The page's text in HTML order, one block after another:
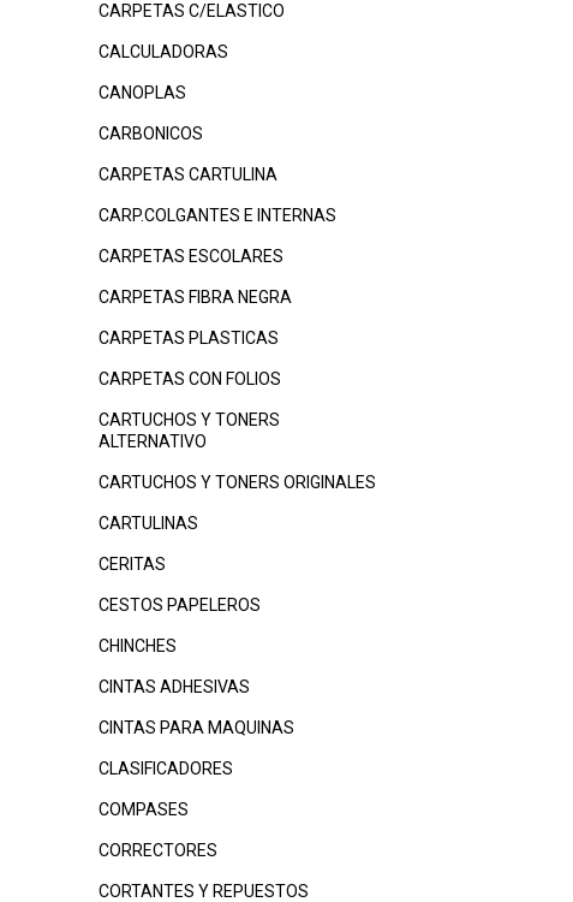
CARPETAS C/ELASTICO
CALCULADORAS
CANOPLAS
CARBONICOS
CARPETAS CARTULINA
CARP.COLGANTES E INTERNAS
CARPETAS ESCOLARES
CARPETAS FIBRA NEGRA
CARPETAS PLASTICAS
CARPETAS CON FOLIOS
CARTUCHOS Y TONERS
ALTERNATIVO
CARTUCHOS Y TONERS ORIGINALES
CARTULINAS
CERITAS
CESTOS PAPELEROS
CHINCHES
CINTAS ADHESIVAS
CINTAS PARA MAQUINAS
CLASIFICADORES
COMPASES
CORRECTORES
CORTANTES Y REPUESTOS